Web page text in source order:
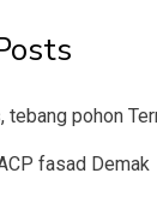
tebang pohon
fasad Demak